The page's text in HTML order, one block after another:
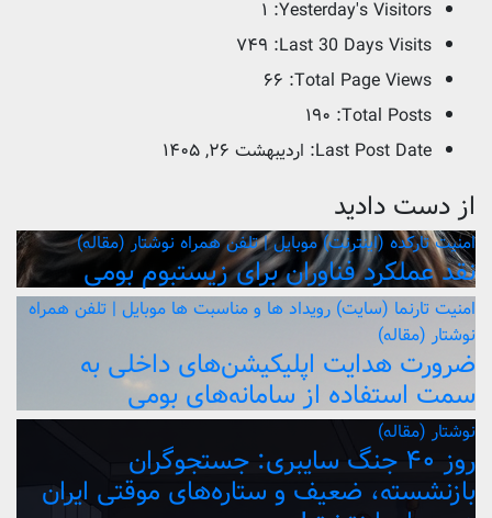
Yesterday's Visitors: ۱
Last 30 Days Visits: ۷۴۹
Total Page Views: ۶۶
Total Posts: ۱۹۰
Last Post Date: اردیبهشت ۲۶, ۱۴۰۵
از دست دادید
امنیتتارکده (اینترنت)موبایل | تلفن همراه نوشتار (مقاله)
نقد عملکرد فناوران برای زیستبوم بومی
امنیتتارنما (سایت) رویداد ها و مناسبت ها موبایل | تلفن همراه
نوشتار (مقاله)
ضرورت هدایت اپلیکیشن‌های داخلی به
سمت استفاده از سامانه‌های بومی
نوشتار (مقاله)
روز ۴۰ جنگ سایبری: جستجوگران
بازنشسته، ضعیف و ستاره‌های موقتی ایران